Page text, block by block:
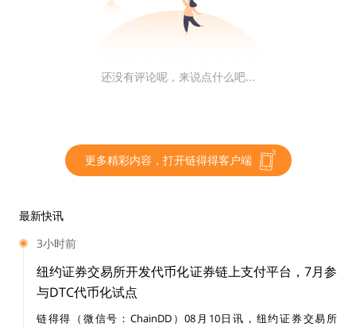
集团、三菱日联等七家银行共同出资 8.5 亿美元。这笔资
65 亿美元收购芯片设计公司 Ampere Computing，以及
对 OpenAI 投资至多 300 亿美元。
链得得仅提供相关信息展示，不构成任何投资建议
更多精彩内容，关注链得得微信号（ID：
ChainDD），或者下载链得得App
还没有评论呢，来说点什么吧...
更多精彩内容，打开链得得客户端
最新快讯
3小时前
纽约证券交易所开发代币化证券链上支付平台，7月参
与DTC代币化试点
链得得（微信号：ChainDD）08月10日讯，纽约证券交易所